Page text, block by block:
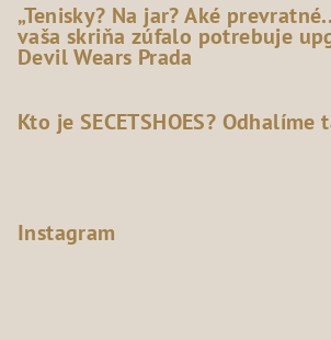
„Tenisky? Na jar? Aké
vaša skriňa zúfalo potrebuje
Devil Wears Prada
Kto je SECETSHOES? Odhalíme
Instagram